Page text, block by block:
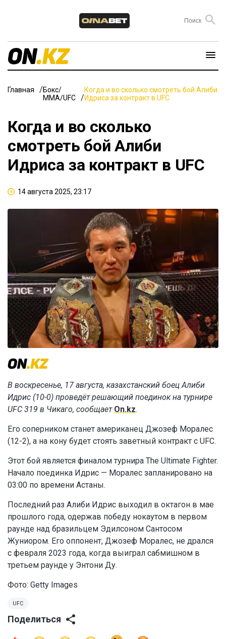
Главная
Бокс/
ММА/UFC
Когда и во сколько смотреть бой Алиби
Идриса за контракт в UFC
Когда и во сколько
смотреть бой Алиби
Идриса за контракт в UFC
14 августа 2025, 23:17
В воскресенье, 17 августа, казахстанский боец Алиби
Идрис (10-0) проведёт решающий поединок на турнире
UFC 319 в Чикаго, сообщает On.kz.
Его соперником станет американец Джозеф Моралес
(12-2), а на кону будет стоять заветный контракт с UFC.
Этот бой является финалом турнира The Ultimate Fighter.
Начало поединка Идрис — Моралес запланировано на
03:00 по времени Астаны.
Последний раз Алиби Идрис выходил в октагон в мае
прошлого года, одержав победу нокаутом в первом
раунде над бразильцем Эдилсоном Сантосом
Жуниором. Его оппонент, Джозеф Моралес, не дрался
с февраля 2023 года, когда выиграл сабмишном в
третьем раунде у Энтони Ду.
Фото: Getty Images
UFC
Поделиться